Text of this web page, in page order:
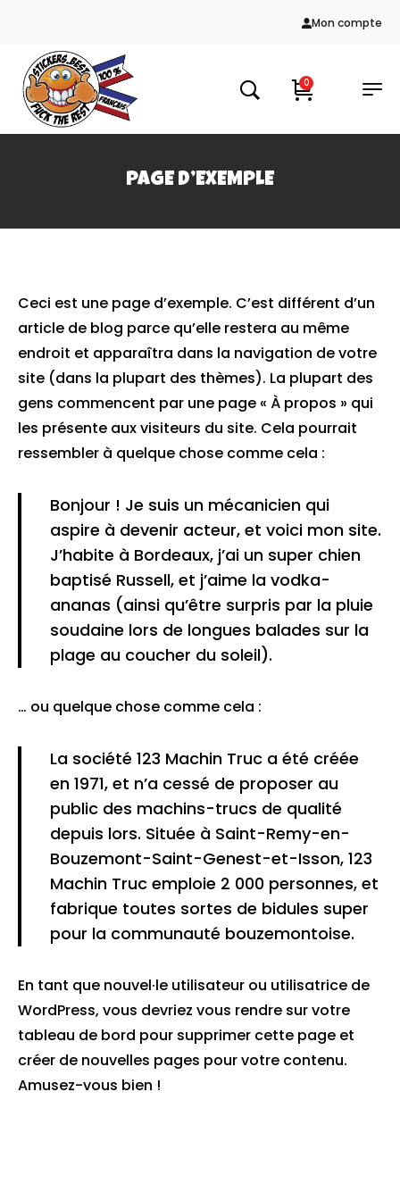
Mon compte
0
PAGE D’EXEMPLE
Ceci est une page d’exemple. C’est différent d’un
article de blog parce qu’elle restera au même
endroit et apparaîtra dans la navigation de votre
site (dans la plupart des thèmes). La plupart des
gens commencent par une page « À propos » qui
les présente aux visiteurs du site. Cela pourrait
ressembler à quelque chose comme cela :
Bonjour ! Je suis un mécanicien qui
aspire à devenir acteur, et voici mon site.
J’habite à Bordeaux, j’ai un super chien
baptisé Russell, et j’aime la vodka-
ananas (ainsi qu’être surpris par la pluie
soudaine lors de longues balades sur la
plage au coucher du soleil).
… ou quelque chose comme cela :
La société 123 Machin Truc a été créée
en 1971, et n’a cessé de proposer au
public des machins-trucs de qualité
depuis lors. Située à Saint-Remy-en-
Bouzemont-Saint-Genest-et-Isson, 123
Machin Truc emploie 2 000 personnes, et
fabrique toutes sortes de bidules super
pour la communauté bouzemontoise.
En tant que nouvel·le utilisateur ou utilisatrice de
WordPress, vous devriez vous rendre survotre
tableau de bord pour supprimer cette page et
créer de nouvelles pages pour votre contenu.
Amusez-vous bien !